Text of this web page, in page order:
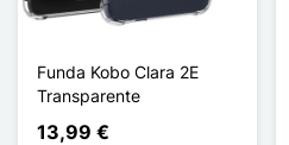
Funda Kobo Clara 2E
Transparente
13,99 €